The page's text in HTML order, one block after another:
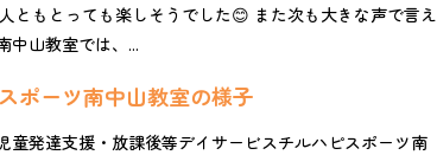
ともとっても楽しそうでした😊 また次も大きな声で言え
中山教室では、...
ポーツ南中山教室の様子
童発達支援・放課後等デイサービスチルハピスポーツ南